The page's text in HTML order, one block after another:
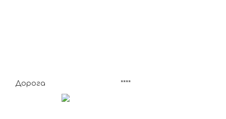
Дорога ****